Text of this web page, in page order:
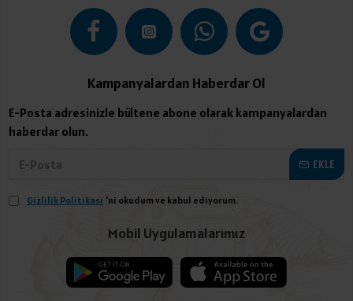
Kampanyalardan Haberdar Ol
E-Posta adresinizle bültene abone olarak kampanyalardan
haberdar olun.
EKLE
Gizlilik Politikası 'ni okudum ve kabul ediyorum.
Mobil Uygulamalarımız